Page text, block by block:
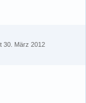
30. März 2012